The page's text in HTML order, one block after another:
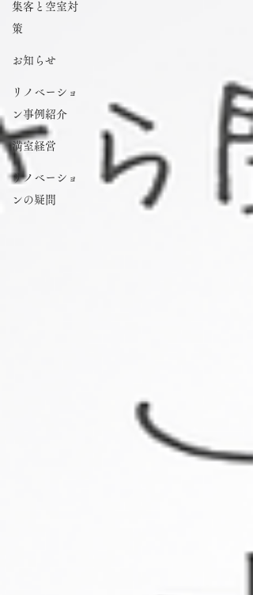
集客と空室対
策
お知らせ
リノベーショ
ン事例紹介
満室経営
リノベーショ
ンの疑問